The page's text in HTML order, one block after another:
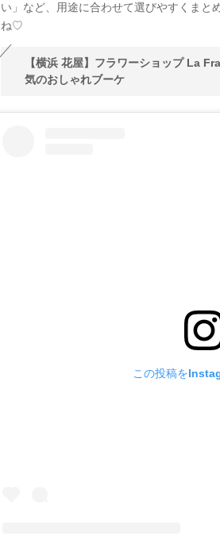
い」など、用途に合わせて選びやすくまと
ね♡
【横浜 花屋】フラワーショップ La
気のおしゃれブーケ
この投稿を